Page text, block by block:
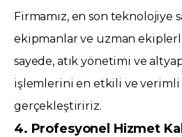
Firmamız, en son teknolojiye
ekipmanlar ve uzman
sayede, atık yönetimi ve
işlemlerini en etkili ve verimli
gerçekleştiririz.
4. Profesyonel Hizmet